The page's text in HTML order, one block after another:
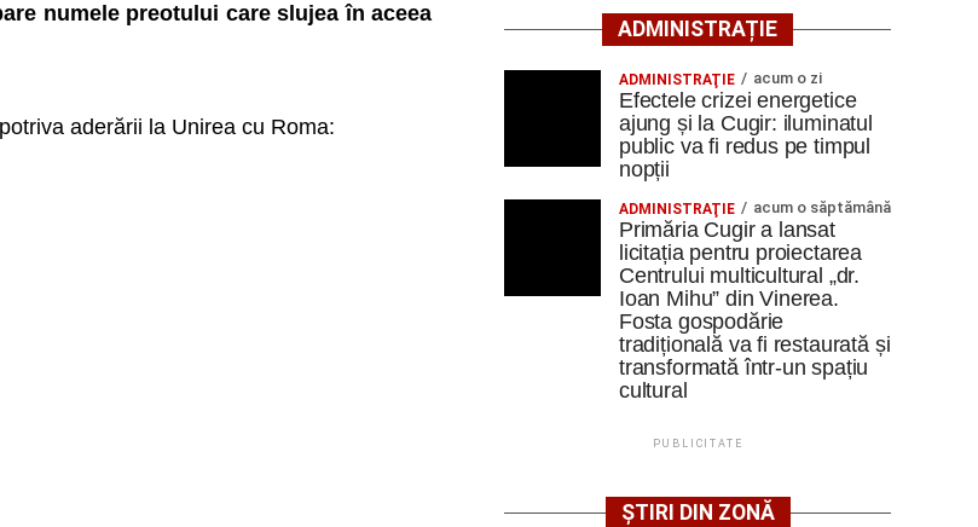
numele preotului care slujea în aceea
aderării la Unirea cu Roma:
ADMINISTRAȚIE
ADMINISTRAŢIE acum o zi
Efectele crizei energetice
ajung și la Cugir: iluminatul
public va fi redus pe timpul
nopții
ADMINISTRAŢIE acum o săptămână
Primăria Cugir a lansat
licitația pentru proiectarea
Centrului multicultural „dr.
Ioan Mihu” din Vinerea.
Fosta gospodărie
tradițională va fi restaurată și
transformată într-un spațiu
cultural
PUBLICITATE
ȘTIRI DIN ZONĂ